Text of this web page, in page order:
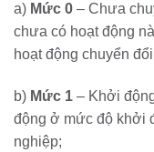
a) Mức 0 – Chưa
chưa có hoạt động
hoạt động chuyển
b) Mức 1 – Khởi
động ở mức độ khởi
nghiệp;